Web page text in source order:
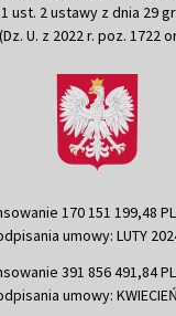
ust. 2 ustawy z dnia 29
U. z 2022 r. poz. 1722
170 151 199,48
umowy: LUTY
391 856 491,84
umowy: